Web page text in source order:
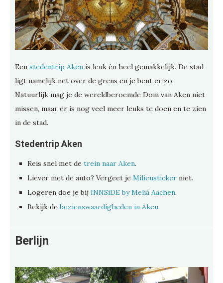
Een stedentrip Aken is leuk én heel gemakkelijk. De stad
ligt namelijk net over de grens en je bent er zo.
Natuurlijk mag je de wereldberoemde Dom van Aken niet
missen, maar er is nog veel meer leuks te doen en te zien
in de stad.
Stedentrip Aken
Reis snel met de trein naar Aken.
Liever met de auto? Vergeet je Milieusticker niet.
Logeren doe je bij INNSiDE by Meliá Aachen.
Bekijk debezienswaardigheden in Aken.
Berlijn